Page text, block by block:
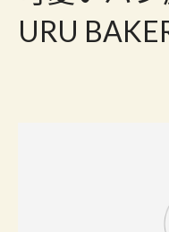
URU